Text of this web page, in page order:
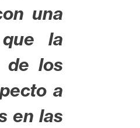
una
la
de los
a
en las